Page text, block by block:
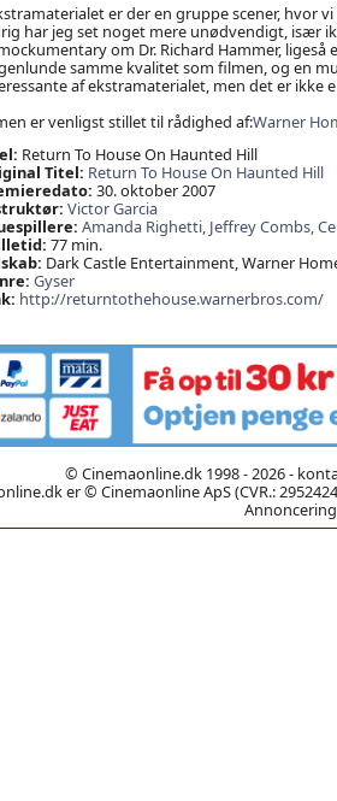
er der en gruppe scener, hvor
har jeg set noget mere unødvendigt, især
om Dr. Richard Hammer,
samme kvalitet som filmen, og en
af ekstramaterialet, men det er
er venligst stillet til rådighed af:Warner
Return To House On Haunted Hill
Titel: Return To House On Haunted Hill
30. oktober 2007
Victor Garcia
Amanda Righetti, Jeffrey Combs,
77 min.
Dark Castle Entertainment, Warner
Gyser
http://returntothehouse.warnerbros.com/
© Cinemaonline.dk 1998 - 2026 -
er © Cinemaonline ApS (CVR.: